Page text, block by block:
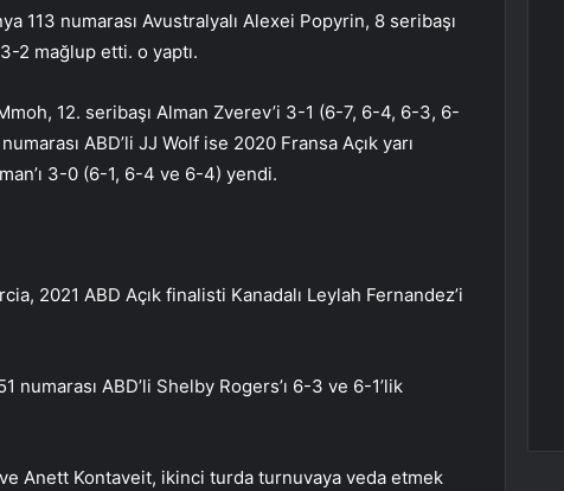
113 numarası Avustralyalı Alexei Popyrin, 8 seribaşı
2 mağlup etti. o yaptı.
12. seribaşı Alman Zverev’i 3-1 (6-7, 6-4, 6-3, 6-
ABD’li JJ Wolf ise 2020 Fransa Açık yarı
3-0 (6-1, 6-4 ve 6-4) yendi.
2021 ABD Açık finalisti Kanadalı Leylah Fernandez’i
ABD’li Shelby Rogers’ı 6-3 ve 6-1’lik
Anett Kontaveit, ikinci turda turnuvaya veda etmek